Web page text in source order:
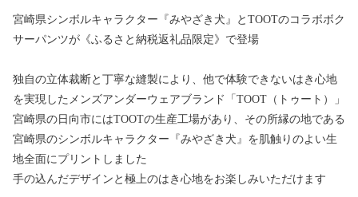
宮崎県シンボルキャラクター『みやざき犬』とTOOTのコラボボク
サーパンツが《ふるさと納税返礼品限定》で登場
独自の立体裁断と丁寧な縫製により、他で体験できないはき心地
を実現したメンズアンダーウェアブランド「TOOT（トゥート）」
宮崎県の日向市にはTOOTの生産工場があり、その所縁の地である
宮崎県のシンボルキャラクター『みやざき犬』を肌触りのよい生
地全面にプリントしました
手の込んだデザインと極上のはき心地をお楽しみいただけます